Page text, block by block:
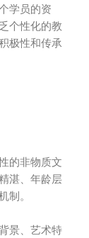
学员的资
个性化的教
极性和传承
的非物质文
湛、年龄层
。
景、艺术特